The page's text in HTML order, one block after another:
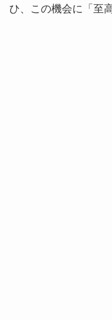
ひ、この機会に「至